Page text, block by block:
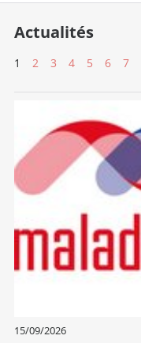
Actualités
1 2 3 4 5 6 7
15/09/2026